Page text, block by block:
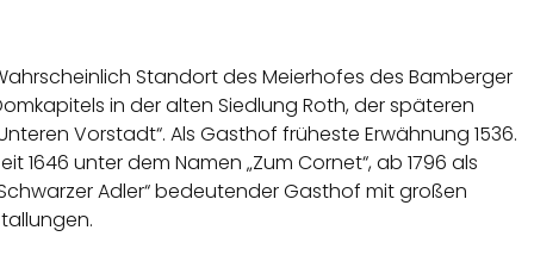
Standort des Meierhofes des Bamberger
in der alten Siedlung Roth, der späteren
Vorstadt“. Als Gasthof früheste Erwähnung 1536.
1646 unter dem Namen „Zum Cornet“, ab 1796 als
Adler“ bedeutender Gasthof mit großen